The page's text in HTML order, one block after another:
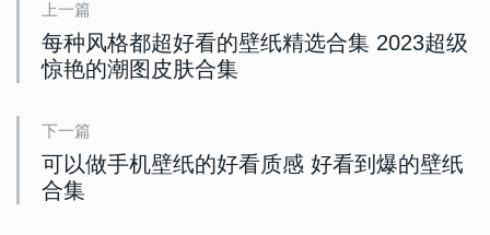
上一篇
每种风格都超好看的壁纸精选合集 2023超级
惊艳的潮图皮肤合集
下一篇
可以做手机壁纸的好看质感 好看到爆的壁纸
合集